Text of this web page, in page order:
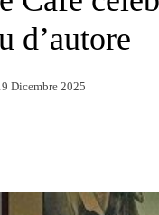
d’autore
Dicembre 2025